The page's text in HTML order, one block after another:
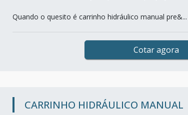
Quando o quesito é carrinho hidráulico manual pre&...
Cotar agora
CARRINHO HIDRÁULICO MANUAL